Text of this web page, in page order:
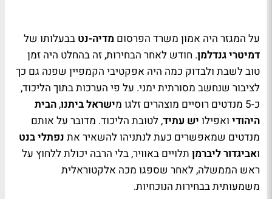
על המגזר היה אמון משרד הפרסום מדיה-נט בבעלותו של
דמיטרי גנדלמן. חודש לאחר הבחירות, זה בהחלט היה זמן
טוב לשבת ולבדוק כמה היה אפקטיבי הקמפיין שפנה גם כך
לציבור שנחשב מסורתית ימני. על פי הערכות בתוך הליכוד,
כ-5 מנדטים רוסיים מוצהרים זלגו מ
ישראל ביתנו,הבית
היהודי ואפילו יש עתיד, לטובת הליכוד. מדובר על אותם
מנדטים שמאפשרים כעת לנתניהו להשאיר את נפתלי בנט
ואביגדור ליברמן תלויים באוויר, בלי הרבה יכולת ללחוץ על
ראש הממשלה, לאחר שספגו מכה אלקטוראלית
משמעותית בבחירות הנוכחיות.